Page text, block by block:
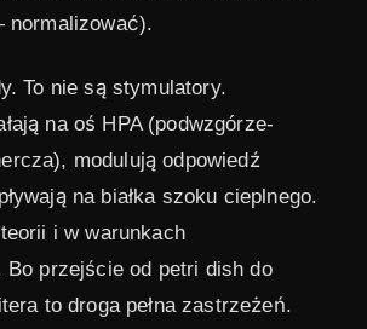
normalizować).
To nie są stymulatory.
na oś HPA (podwzgórze-
modulują odpowiedź
na białka szoku cieplnego.
i w warunkach
Bo przejście od petri dish do
to droga pełna zastrzeżeń.